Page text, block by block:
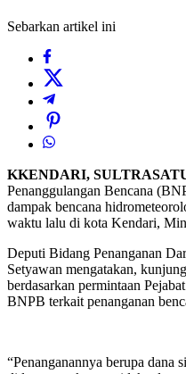
Sebarkan artikel ini
KKENDARI,
Penanggulangan Bencana
dampak bencana
waktu lalu di kota Kendari,
Deputi Bidang Penanganan
Setyawan mengatakan,
berdasarkan permintaan
BNPB terkait penanganan
“Penanganannya berupa dana